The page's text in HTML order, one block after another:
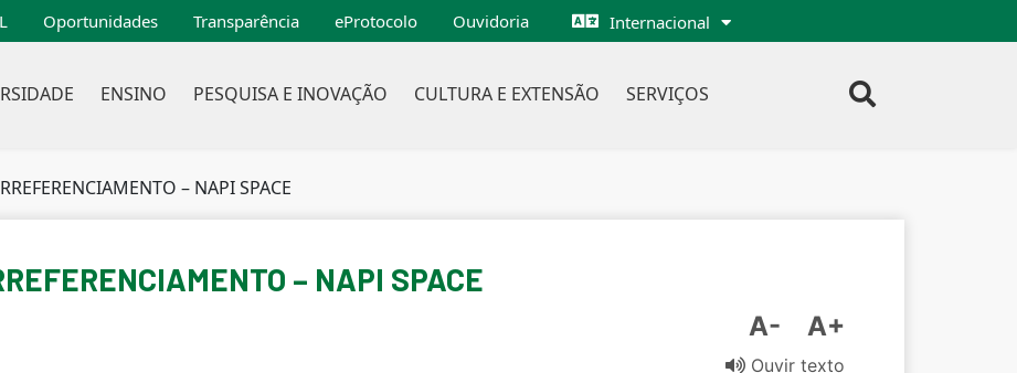
Oportunidades Transparência eProtocolo Ouvidoria Internacional
ENSINO PESQUISA E INOVAÇÃO CULTURA E EXTENSÃO SERVIÇOS
– NAPI SPACE
– NAPI SPACE
A- A+
Ouvir texto